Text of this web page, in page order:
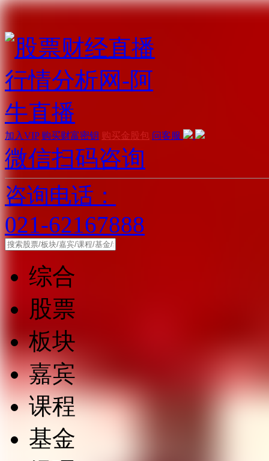
加入VIP 购买财富密钥 购买金股包 问客服
微信扫码咨询
咨询电话：
021-62167888
综合
股票
板块
嘉宾
课程
基金